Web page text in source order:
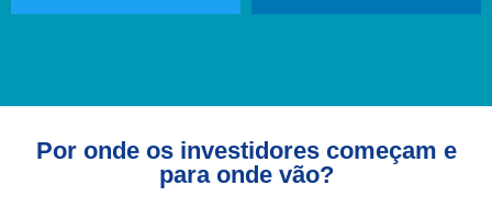
Por onde os investidores começam e
para onde vão?